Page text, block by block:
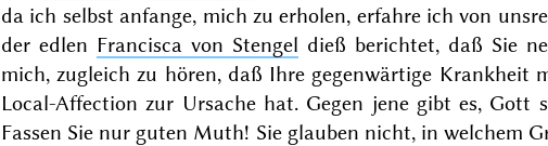
da ich selbst anfange, mich zu erholen, erfahre ich von
der edlen Francisca von Stengel dieß berichtet, daß Sie
mich, zugleich zu hören, daß Ihre gegenwärtige Krankheit
Local-Affection zur Ursache hat. Gegen jene gibt es,
Fassen Sie nur guten Muth! Sie glauben nicht, in welchem